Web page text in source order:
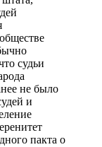
судьи
не было
и
пакта о